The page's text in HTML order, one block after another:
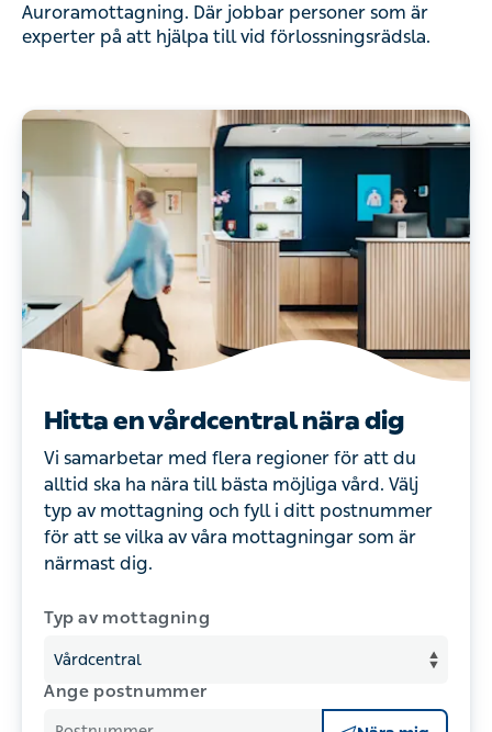
Auroramottagning. Där jobbar personer som är
experter på att hjälpa till vid förlossningsrädsla.
Hitta en vårdcentral nära dig
Vi samarbetar med flera regioner för att du
alltid ska ha nära till bästa möjliga vård. Välj
typ av mottagning och fyll i ditt postnummer
för att se vilka av våra mottagningar som är
närmast dig.
Typ av mottagning
Ange postnummer